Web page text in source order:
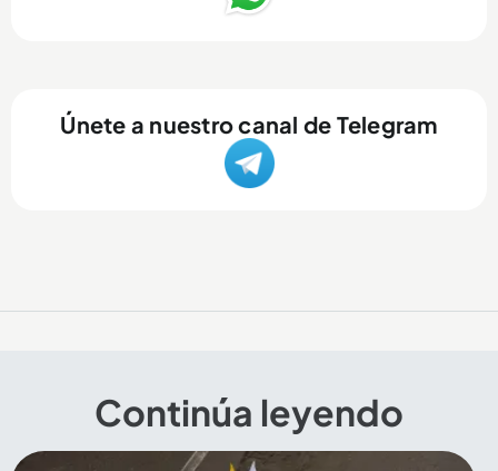
Únete a nuestro canal de Telegram
Continúa leyendo